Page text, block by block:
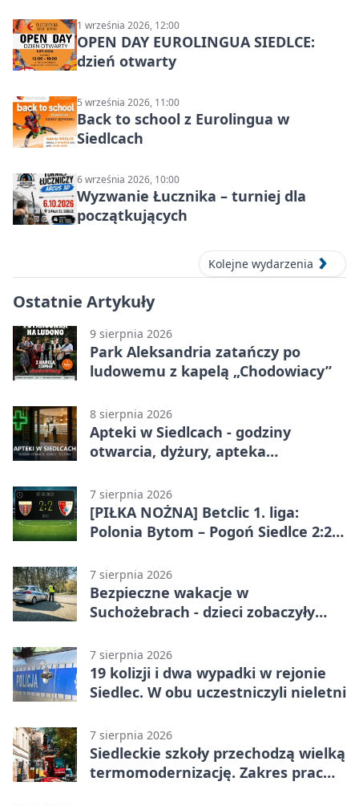
1 września 2026, 12:00
OPEN DAY EUROLINGUA SIEDLCE:
dzień otwarty
5 września 2026, 11:00
Back to school z Eurolingua w
Siedlcach
6 września 2026, 10:00
Wyzwanie Łucznika – turniej dla
początkujących
Kolejne wydarzenia
Ostatnie Artykuły
9 sierpnia 2026
Park Aleksandria zatańczy po
ludowemu z kapelą „Chodowiacy”
8 sierpnia 2026
Apteki w Siedlcach - godziny
otwarcia, dyżury, apteka
7 sierpnia 2026
[PIŁKA NOŻNA] Betclic 1. liga:
Polonia Bytom – Pogoń Siedlce 2:2.
emocjonującej końcówce
7 sierpnia 2026
Bezpieczne wakacje w
Suchożebrach - dzieci zobaczyły
7 sierpnia 2026
19 kolizji i dwa wypadki w rejonie
Siedlec. W obu uczestniczyli nieletni
7 sierpnia 2026
Siedleckie szkoły przechodzą wielką
termomodernizację. Zakres prac